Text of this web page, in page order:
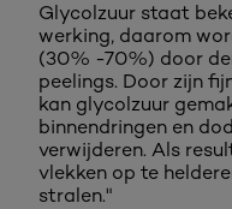
Glycolzuur staat
werking, daarom
(30% -70%) door
peelings. Door zijn
kan glycolzuur
binnendringen en
verwijderen. Als
vlekken op te
stralen."